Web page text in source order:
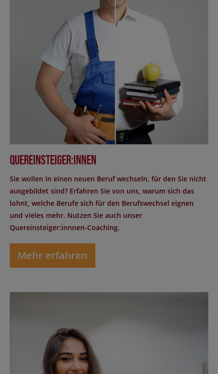
Quereinsteiger:innen
Sie wollen in einen neuen Beruf wechseln, für den Sie nicht
ausgebildet sind? Erfahren Sie von uns, warum sich das
lohnt, welche Berufe sich für den Berufswechsel eignen
und vieles mehr. Nutzen Sie auch unser
Quereinsteiger:innnen-Coaching.
Mehr erfahren